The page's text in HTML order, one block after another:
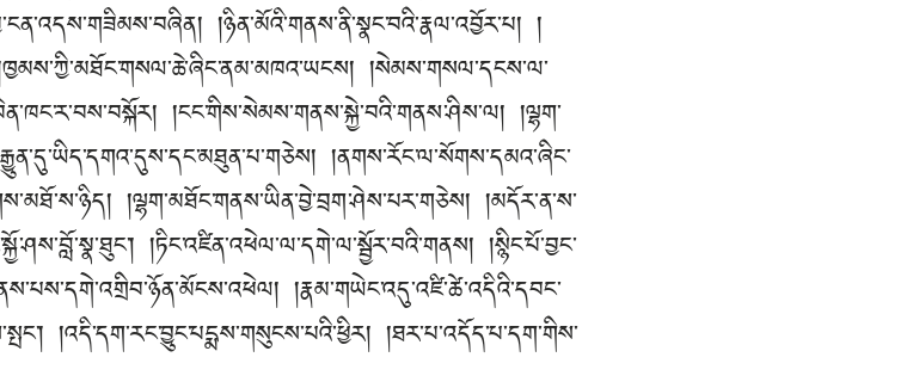
།ཉིན་མོའི་གནས་ནི་སྣང་བའི་རྣལ་འབྱོར་པ། །
།སེམས་གསལ་དངས་ལ་
།ངང་གིས་སེམས་གནས་སྐྱེ་བའི་གནས་ཤིས་ལ། །ལྷག་
།ནགས་རོང་ལ་སོགས་དམའ་ཞིང་
།ལྷག་མཐོང་གནས་ཡིན་བྱེ་བྲག་ཤེས་པར་གཅེས། །མདོར་ན་ས་
།ཏིང་འཛིན་འཕེལ་ལ་དགེ་ལ་སྦྱོར་བའི་གནས། །སྙིང་པོ་བྱང་
།རྣམ་གཡེང་འདུ་འཛི་ཚེ་འདིའི་དབང་
།འདི་དག་རང་བྱུང་པདྨས་གསུངས་པའི་ཕྱིར། །ཐར་པ་འདོད་པ་དག་གིས་